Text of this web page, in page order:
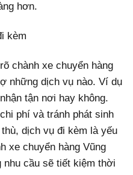
hơn.
kèm
chành xe chuyển hàng
những dịch vụ nào. Ví dụ
tận nơi hay không.
phí và tránh phát sinh
dịch vụ đi kèm là yếu
xe chuyển hàng Vũng
nhu cầu sẽ tiết kiệm thời